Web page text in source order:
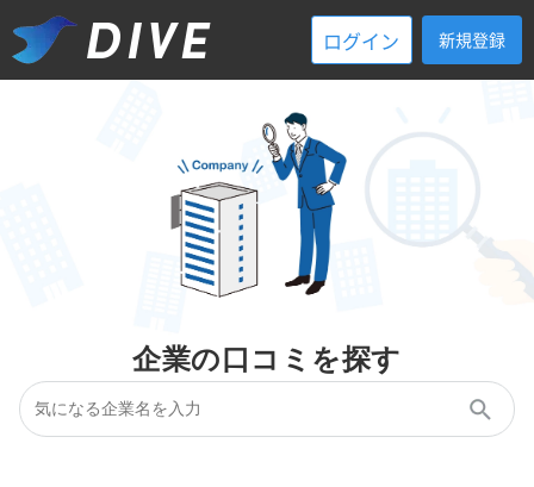
ログイン 新規登録
企業の口コミを探す